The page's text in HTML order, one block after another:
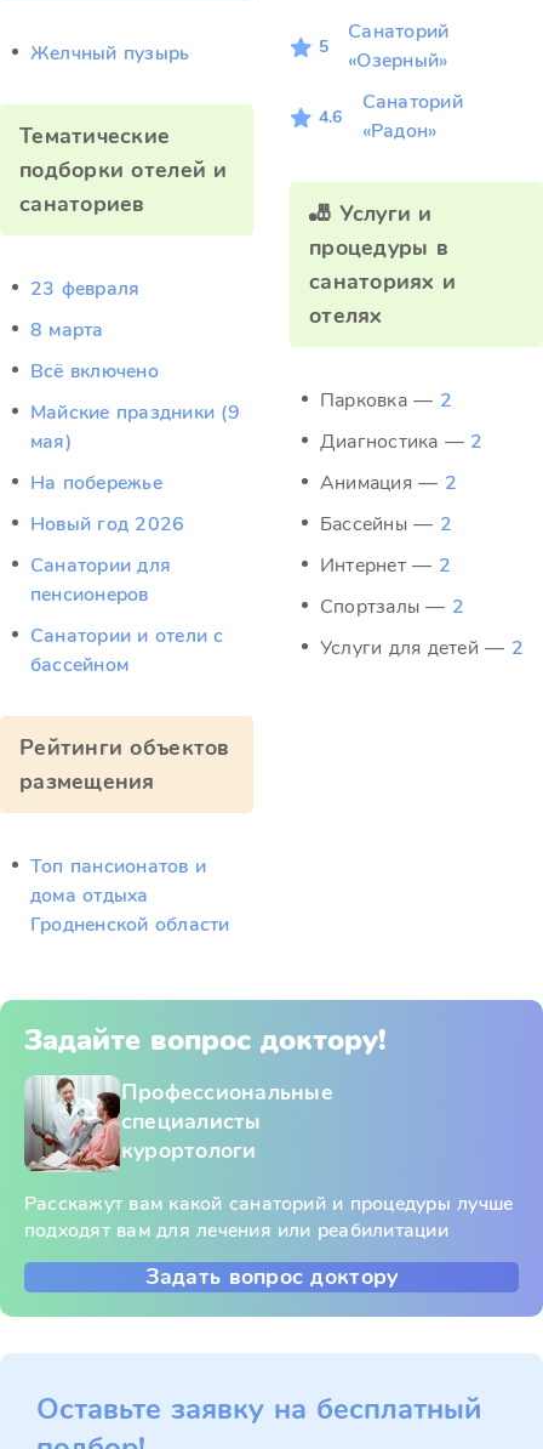
Желчный пузырь
Тематические
подборки отелей и
санаториев
23 февраля
8 марта
Всё включено
Майские праздники (9
мая)
На побережье
Новый год 2026
Санатории для
пенсионеров
Санатории и отели с
бассейном
Рейтинги объектов
размещения
Топ пансионатов и
дома отдыха
Гродненской области
5
Санаторий
«Озерный»
4.6
Санаторий
«Радон»
🎳 Услуги и
процедуры в
санаториях и
отелях
Парковка — 2
Диагностика — 2
Анимация — 2
Бассейны — 2
Интернет — 2
Спортзалы — 2
Услуги для детей — 2
Задайте вопрос доктору!
Профессиональные
специалисты
курортологи
Расскажут вам какой санаторий и процедуры лучше
подходят вам для лечения или реабилитации
Задать вопрос доктору
Оставьте заявку на бесплатный